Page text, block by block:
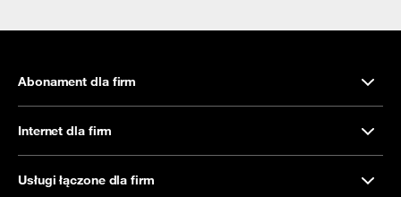
Abonament dla firm
Internet dla firm
Usługi łączone dla firm